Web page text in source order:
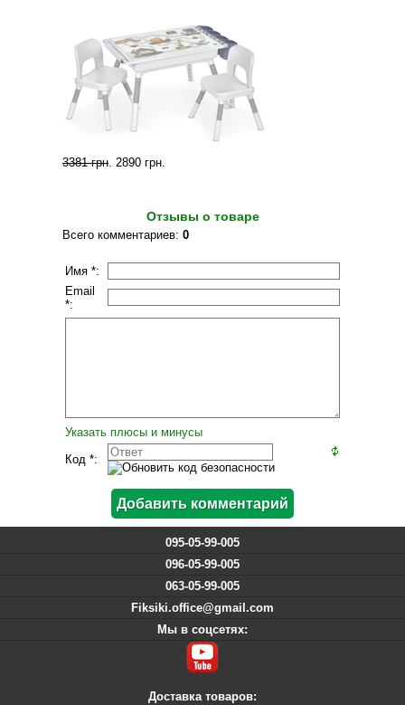
3381 грн. 2890 грн.
Отзывы о товаре
Всего комментариев: 0
Имя *:
Email
*:
Указать плюсы и минусы
Код *:
095-05-99-005
096-05-99-005
063-05-99-005
Fiksiki.office@gmail.com
Мы в соцсетях:
Доставка товаров: